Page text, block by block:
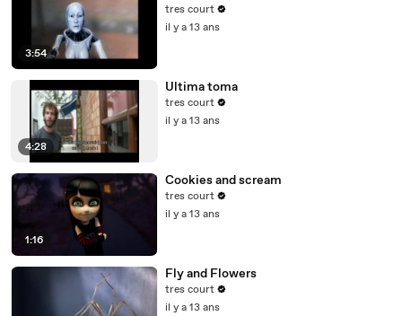
3:54
tres court
il y a 13 ans
4:28
Ultima toma
tres court
il y a 13 ans
1:16
Cookies and scream
tres court
il y a 13 ans
Fly and Flowers
tres court
il y a 13 ans